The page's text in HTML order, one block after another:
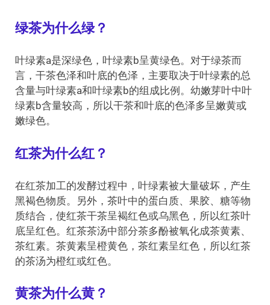
绿茶为什么绿？
叶绿素a是深绿色，叶绿素b呈黄绿色。对于绿茶而
言，干茶色泽和叶底的色泽，主要取决于叶绿素的总
含量与叶绿素a和叶绿素b的组成比例。幼嫩芽叶中叶
绿素b含量较高，所以干茶和叶底的色泽多呈嫩黄或
嫩绿色。
红茶为什么红？
在红茶加工的发酵过程中，叶绿素被大量破坏，产生
黑褐色物质。另外，茶叶中的蛋白质、果胶、糖等物
质结合，使红茶干茶呈褐红色或乌黑色，所以红茶叶
底呈红色。红茶茶汤中部分茶多酚被氧化成茶黄素、
茶红素。茶黄素呈橙黄色，茶红素呈红色，所以红茶
的茶汤为橙红或红色。
黄茶为什么黄？